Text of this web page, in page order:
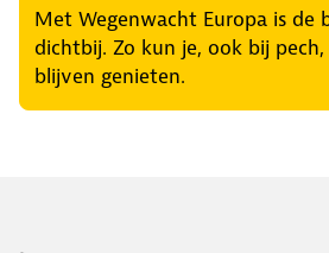
Met Wegenwacht Europa is de
dichtbij. Zo kun je, ook bij
blijven genieten.